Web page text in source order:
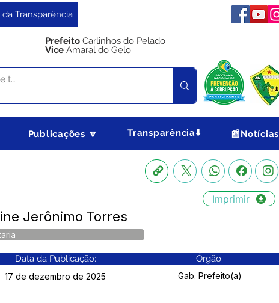
da Transparência
Prefeito Carlinhos do Pelado
Vice Amaral do Gelo
Publicações 🔽 Transparência⬇️ 📰Notícias
Imprimir
Jerônimo Torres
Data da Publicação: Órgão:
17 de dezembro de 2025 Gab. Prefeito(a)